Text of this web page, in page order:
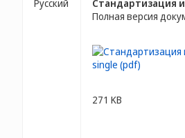
Русский
Стандартизация
Полная версия
271 KB